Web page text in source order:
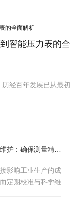
智能压力表的全
经百年发展已从最初
工业流量仪表校准与维护：确保测量精准的实用指南
影响工业生产的成
定期校准与科学维